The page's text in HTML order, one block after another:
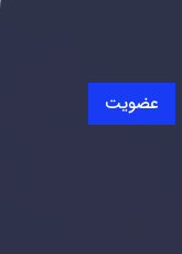
عضویت